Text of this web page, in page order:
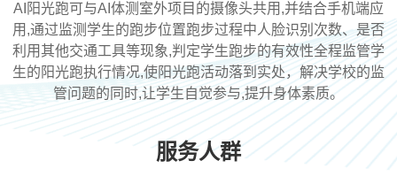
AI阳光跑可与AI体测室外项目的摄像头共用,并结合手机端应
用,通过监测学生的跑步位置跑步过程中人脸识别次数、是否
利用其他交通工具等现象,判定学生跑步的有效性全程监管学
生的阳光跑执行情况,使阳光跑活动落到实处，解决学校的监
管问题的同时,让学生自觉参与,提升身体素质。
服务人群